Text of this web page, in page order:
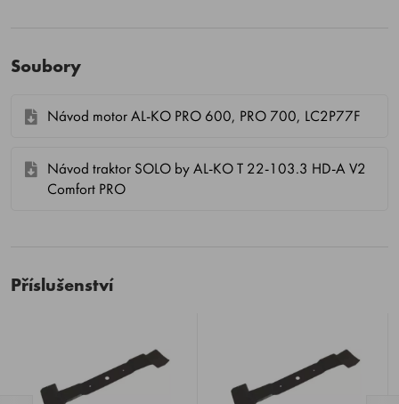
Soubory
Návod motor AL-KO PRO 600, PRO 700, LC2P77F
Návod traktor SOLO by AL-KO T 22-103.3 HD-A V2
Comfort PRO
Příslušenství